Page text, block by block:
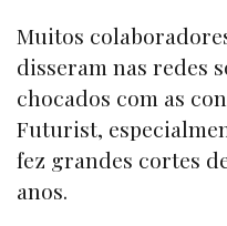
Muitos
disseram nas redes
chocados com as
Futurist,
fez grandes cortes
anos.